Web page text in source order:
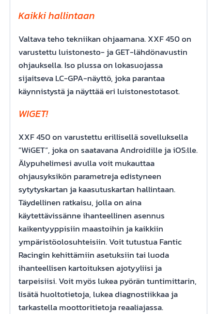
Kaikki hallintaan
Valtava teho tekniikan ohjaamana. XXF 450 on
varustettu luistonesto- ja GET-lähdönavustin
ohjauksella. Iso plussa on lokasuojassa
sijaitseva LC-GPA-näyttö, joka parantaa
käynnistystä ja näyttää eri luistonestotasot.
WIGET!
XXF 450 on varustettu erillisellä sovelluksella
”WiGET”, joka on saatavana Androidille ja iOS:lle.
Älypuhelimesi avulla voit mukauttaa
ohjausyksikön parametreja edistyneen
sytytyskartan ja kaasutuskartan hallintaan.
Täydellinen ratkaisu, jolla on aina
käytettävissänne ihanteellinen asennus
kaikentyyppisiin maastoihin ja kaikkiin
ympäristöolosuhteisiin. Voit tutustua Fantic
Racingin kehittämiin asetuksiin tai luoda
ihanteellisen kartoituksen ajotyyliisi ja
tarpeisiisi. Voit myös lukea pyörän tuntimittarin,
lisätä huoltotietoja, lukea diagnostiikkaa ja
tarkastella moottoritietoja reaaliajassa.